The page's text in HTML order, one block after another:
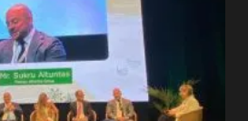
KRİTİK ATAMA:
NE